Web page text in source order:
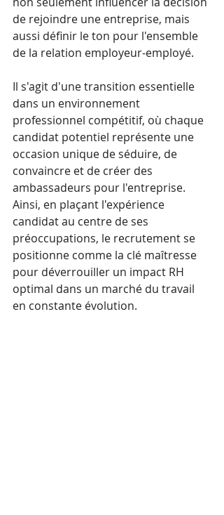
de rejoindre une entreprise, mais
aussi définir le ton pour l'ensemble
de la relation employeur-employé.
Il s'agit d'une transition essentielle
dans un environnement
professionnel compétitif, où chaque
candidat potentiel représente une
occasion unique de séduire, de
convaincre et de créer des
ambassadeurs pour l'entreprise.
Ainsi, en plaçant l'expérience
candidat au centre de ses
préoccupations, le recrutement se
positionne comme la clé maîtresse
pour déverrouiller un impact RH
optimal dans un marché du travail
en constante évolution.